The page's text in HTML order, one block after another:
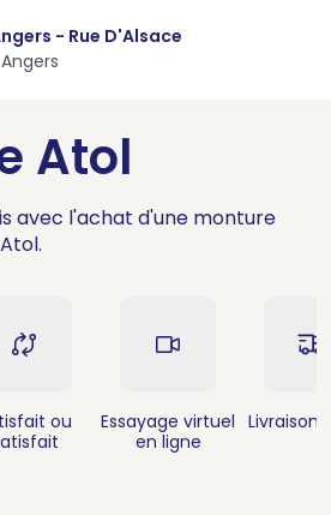
- Rue D'Alsace
Atol
avec l'achat d'une monture
ou
Essayage virtuel
en ligne
Livraison